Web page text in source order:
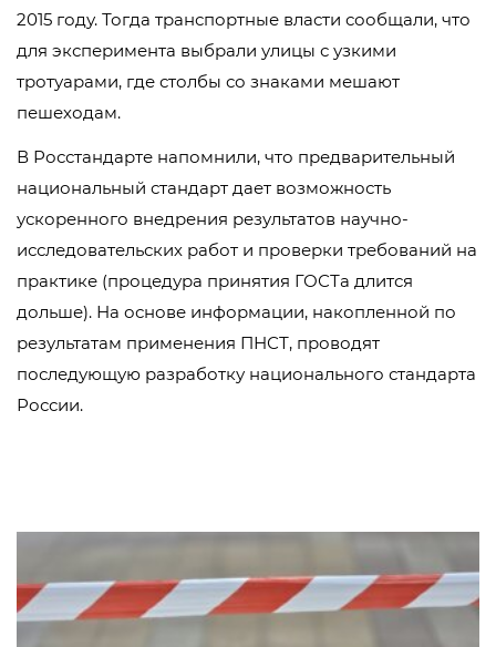
2015 году. Тогда транспортные власти сообщали, что
для эксперимента выбрали улицы с узкими
тротуарами, где столбы со знаками мешают
пешеходам.
В Росстандарте напомнили, что предварительный
национальный стандарт дает возможность
ускоренного внедрения результатов научно-
исследовательских работ и проверки требований на
практике (процедура принятия ГОСТа длится
дольше). На основе информации, накопленной по
результатам применения ПНСТ, проводят
последующую разработку национального стандарта
России.